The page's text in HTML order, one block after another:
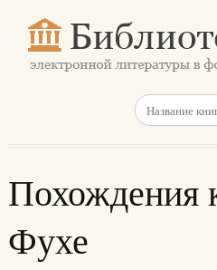
Похождения
Фухе